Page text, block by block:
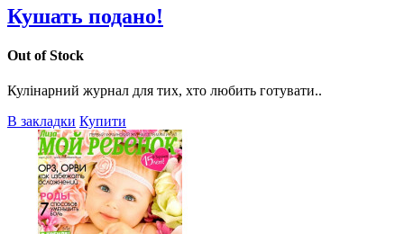
Кушать подано!
Out of Stock
Кулінарний журнал для тих, хто любить готувати..
В закладки Купити